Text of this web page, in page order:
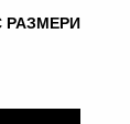
РАЗМЕРИ